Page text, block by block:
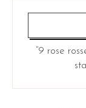
“9 rose